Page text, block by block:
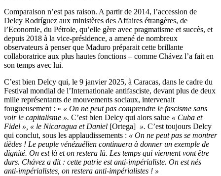
Comparaison n’est pas raison. A partir de 2014, l’accession de
Delcy Rodríguez aux ministères des Affaires étrangères, de
l’Economie, du Pétrole, qu’elle gère avec pragmatisme et succès, et
depuis 2018 à la vice-présidence, a amené de nombreux
observateurs à penser que Maduro préparait cette brillante
collaboratrice aux plus hautes fonctions – comme Chávez l’a fait en
son temps avec lui.
C’est bien Delcy qui, le 9 janvier 2025, à Caracas, dans le cadre du
Festival mondial de l’Internationale antifasciste, devant plus de deux
mille représentants de mouvements sociaux, intervenait
fougueusement : « « On ne peut pas comprendre le fascisme sans
voir le capitalisme ». C’est bien Delcy qui alors salue « Cuba et
Fidel », « le Nicaragua et Daniel [Ortega] ». C’est toujours Delcy
qui conclut, sous les applaudissements : « On ne peut pas se montrer
tièdes ! Le peuple vénézuélien continuera à donner un exemple de
dignité. On est là et on restera là. Les temps qui viennent vont être
durs. Chávez a dit : cette patrie est anti-impérialiste. On est nés
anti-impérialistes, on restera anti-impérialistes ! »